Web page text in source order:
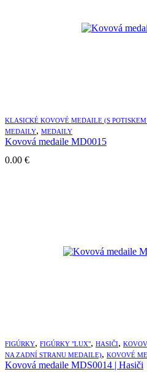
KLASICKÉ KOVOVÉ MEDAILE (S
MEDAILY, MEDAILY
Kovová medaile MD0015
0.00 €
FIGÚRKY, FIGÚRKY "LUX", HASIČI,
NA ZADNÍ STRANU MEDAILE), KOVOVÉ
Kovová medaile MDS0014 | Hasiči